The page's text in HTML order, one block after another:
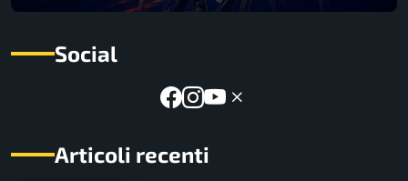
Social
Articoli recenti